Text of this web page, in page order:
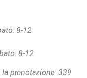
8-12
8-12
prenotazione: 339